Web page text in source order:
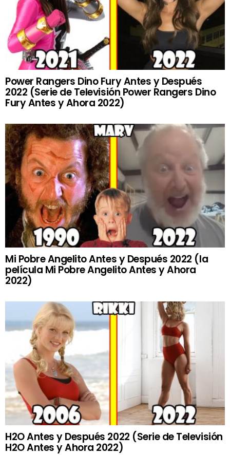
Power Rangers Dino Fury Antes y Después
2022 (Serie de Televisión Power Rangers Dino
Fury Antes y Ahora 2022)
Mi Pobre Angelito Antes y Después 2022 (la
película Mi Pobre Angelito Antes y Ahora
2022)
H2O Antes y Después 2022 (Serie de Televisión
H2O Antes y Ahora 2022)